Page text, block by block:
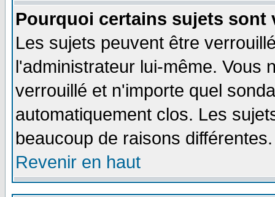
Pourquoi certains sujets sont
Les sujets peuvent être
l'administrateur lui-même. Vous
verrouillé et n'importe quel
automatiquement clos. Les
beaucoup de raisons différentes.
Revenir en haut